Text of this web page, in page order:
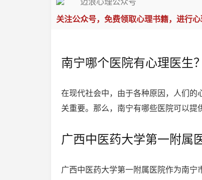
关注公众号，免费领取心理书籍，进行心
南宁哪个医院有心理医生？
在现代社会中，由于各种原因，人们的
关重要。那么，南宁有哪些医院可以提
广西中医药大学第一附属
广西中医药大学第一附属医院作为南